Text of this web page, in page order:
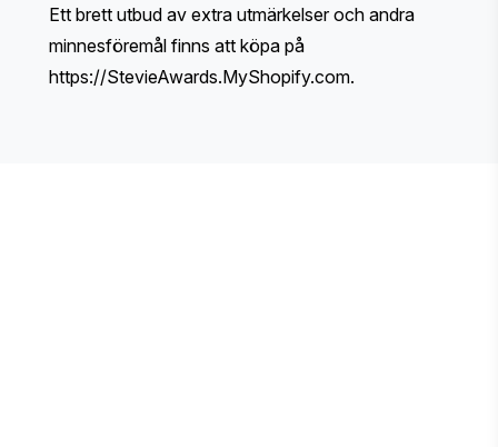
Ett brett utbud av extra utmärkelser och andra
minnesföremål finns att köpa på
https://StevieAwards.MyShopify.com.